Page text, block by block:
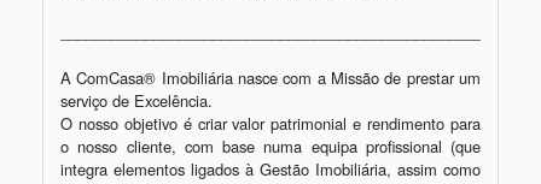
A ComCasa® Imobiliária nasce com a Missão de prestar um
serviço de Excelência.
O nosso objetivo é criar valor patrimonial e rendimento para
o nosso cliente, com base numa equipa profissional (que
integra elementos ligados à Gestão Imobiliária, assim como